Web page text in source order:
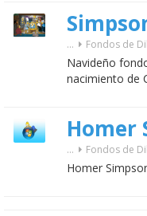
... Fondos de
Navideño
nacimiento de
... Fondos de
Homer